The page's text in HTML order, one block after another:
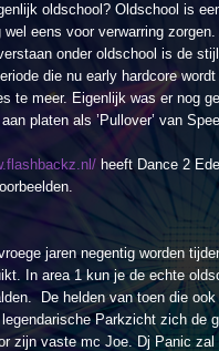
oldschool? Oldschool is
wel eens voor verwarring
onder oldschool is de
die nu early hardcore
te meer. Eigenlijk was er nog
platen als ’Pullover’ van
heeft Dance 2
jaren negentig worden
In area 1 kun je de echte
De helden van toen die
Parkzicht zich de
zijn vaste mc Joe. Dj Panic